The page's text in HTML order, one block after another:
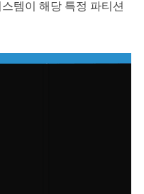
템이 해당 특정 파티션